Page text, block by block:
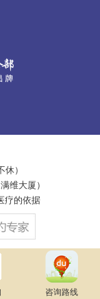
）
维大厦）
疗的依据
咨询路线